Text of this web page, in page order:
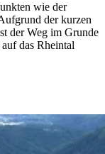
wie der
der kurzen
der Weg im Grunde
das Rheintal